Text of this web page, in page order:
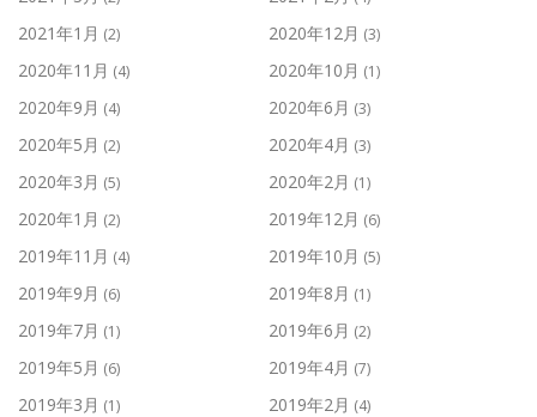
2021年1月 (2) 2020年12月 (3)
2020年11月 (4) 2020年10月 (1)
2020年9月 (4) 2020年6月 (3)
2020年5月 (2) 2020年4月 (3)
2020年3月 (5) 2020年2月 (1)
2020年1月 (2) 2019年12月 (6)
2019年11月 (4) 2019年10月 (5)
2019年9月 (6) 2019年8月 (1)
2019年7月 (1) 2019年6月 (2)
2019年5月 (6) 2019年4月 (7)
2019年3月 (1) 2019年2月 (4)